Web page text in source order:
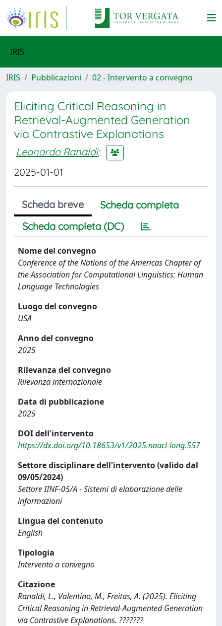
IRIS
IRIS Pubblicazioni 02 - Intervento a convegno
Eliciting Critical Reasoning in
Retrieval-Augmented Generation
via Contrastive Explanations
Leonardo Ranaldi;
2025-01-01
Scheda breve
Scheda completa
Scheda completa (DC)
Nome del convegno
Conference of the Nations of the Americas Chapter of
the Association for Computational Linguistics: Human
Language Technologies
Luogo del convegno
USA
Anno del convegno
2025
Rilevanza del convegno
Rilevanza internazionale
Data di pubblicazione
2025
DOI dell'intervento
https://dx.doi.org/10.18653/v1/2025.naacl-long.557
Settore disciplinare dell'intervento (valido dal
09/05/2024)
Settore IINF-05/A - Sistemi di elaborazione delle
informazioni
Lingua del contenuto
English
Tipologia
Intervento a convegno
Citazione
Ranaldi, L., Valentino, M., Freitas, A. (2025). Eliciting
Critical Reasoning in Retrieval-Augmented Generation
via Contrastive Explanations. ???????